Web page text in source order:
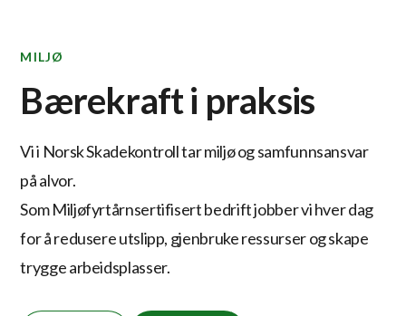
MILJØ
Bærekraft i praksis
Vi i Norsk Skadekontroll tar miljø og samfunnsansvar
på alvor.
Som Miljøfyrtårnsertifisert bedrift jobber vi hver dag
for å redusere utslipp, gjenbruke ressurser og skape
trygge arbeidsplasser.